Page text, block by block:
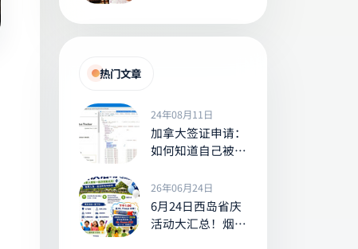
地中海风情
热门文章
24年08月11日
加拿大签证申请：
如何知道自己被安
26年06月24日
6月24日西岛省庆
活动大汇总！烟